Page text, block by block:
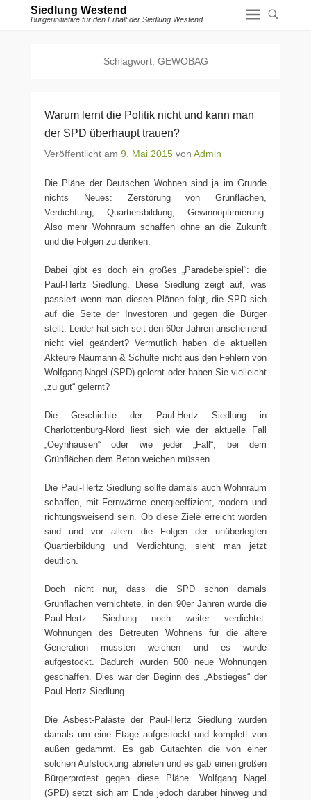
Siedlung Westend
Bürgerinitiative für den Erhalt der Siedlung Westend
Schlagwort: GEWOBAG
Warum lernt die Politik nicht und kann man
der SPD überhaupt trauen?
Veröffentlicht am 9. Mai 2015 von Admin
Die Pläne der Deutschen Wohnen sind ja im Grunde
nichts Neues: Zerstörung von Grünflächen,
Verdichtung, Quartiersbildung, Gewinnoptimierung.
Also mehr Wohnraum schaffen ohne an die Zukunft
und die Folgen zu denken.
Dabei gibt es doch ein großes „Paradebeispiel“: die
Paul-Hertz Siedlung. Diese Siedlung zeigt auf, was
passiert wenn man diesen Plänen folgt, die SPD sich
auf die Seite der Investoren und gegen die Bürger
stellt. Leider hat sich seit den 60er Jahren anscheinend
nicht viel geändert? Vermutlich haben die aktuellen
Akteure Naumann & Schulte nicht aus den Fehlern von
Wolfgang Nagel (SPD) gelernt oder haben Sie vielleicht
„zu gut“ gelernt?
Die Geschichte der Paul-Hertz Siedlung in
Charlottenburg-Nord liest sich wie der aktuelle Fall
„Oeynhausen“ oder wie jeder „Fall“, bei dem
Grünflächen dem Beton weichen müssen.
Die Paul-Hertz Siedlung sollte damals auch Wohnraum
schaffen, mit Fernwärme energieeffizient, modern und
richtungsweisend sein. Ob diese Ziele erreicht worden
sind und vor allem die Folgen der unüberlegten
Quartierbildung und Verdichtung, sieht man jetzt
deutlich.
Doch nicht nur, dass die SPD schon damals
Grünflächen vernichtete, in den 90er Jahren wurde die
Paul-Hertz Siedlung noch weiter verdichtet.
Wohnungen des Betreuten Wohnens für die ältere
Generation mussten weichen und es wurde
aufgestockt. Dadurch wurden 500 neue Wohnungen
geschaffen. Dies war der Beginn des „Abstieges“ der
Paul-Hertz Siedlung.
Die Asbest-Paläste der Paul-Hertz Siedlung wurden
damals um eine Etage aufgestockt und komplett von
außen gedämmt. Es gab Gutachten die von einer
solchen Aufstockung abrieten und es gab einen großen
Bürgerprotest gegen diese Pläne. Wolfgang Nagel
(SPD) setzt sich am Ende jedoch darüber hinweg und